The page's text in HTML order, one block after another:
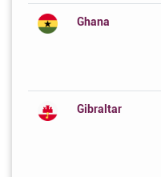
Ghana
Gibraltar